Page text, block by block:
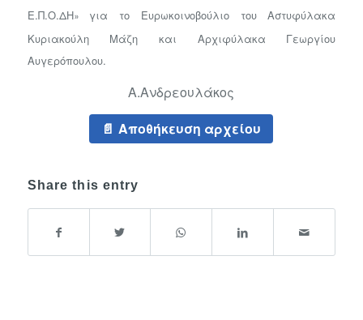
Ε.Π.Ο.ΔΗ» για το Ευρωκοινοβούλιο του Αστυφύλακα
Κυριακούλη Μάζη και Αρχιφύλακα Γεωργίου
Αυγερόπουλου.
Α.Ανδρεουλάκος
Αποθήκευση αρχείου
Share this entry